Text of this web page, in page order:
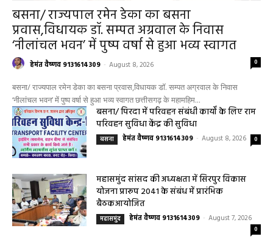
बसना/ राज्यपाल रमेन डेका का बसना
प्रवास,विधायक डॉ. सम्पत अग्रवाल के निवास
‘नीलांचल भवन’ में पुष्प वर्षा से हुआ भव्य स्वागत
हेमंत वैष्णव 9131614309 - August 8, 2026 0
बसना/ राज्यपाल रमेन डेका का बसना प्रवास,विधायक डॉ. सम्पत अग्रवाल के निवास
‘नीलांचल भवन’ में पुष्प वर्षा से हुआ भव्य स्वागत छत्तीसगढ़ के महामहिम...
बसना/ पिरदा में परिवहन संबंधी कार्यों के लिए राम
परिवहन सुविधा केंद्र की सुविधा
बसना हेमंत वैष्णव 9131614309 - August 8, 2026 0
महासमुंद सांसद की अध्यक्षता में सिरपुर विकास
योजना प्रारूप 2041 के संबंध में प्रारंभिक
बैठकआयोजित
महासमुंद हेमंत वैष्णव 9131614309 - August 7, 2026
0